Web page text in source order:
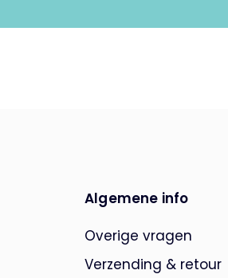
Algemene info
Overige vragen
Verzending & retour